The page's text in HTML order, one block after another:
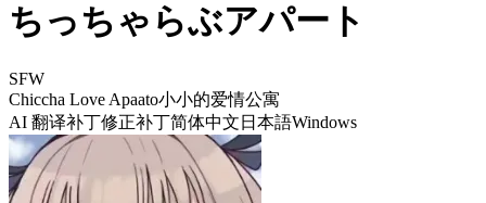
ちっちゃらぶアパート
SFW
Chiccha Love Apaato小小的爱情公寓
AI 翻译补丁修正补丁简体中文 日本語Windows